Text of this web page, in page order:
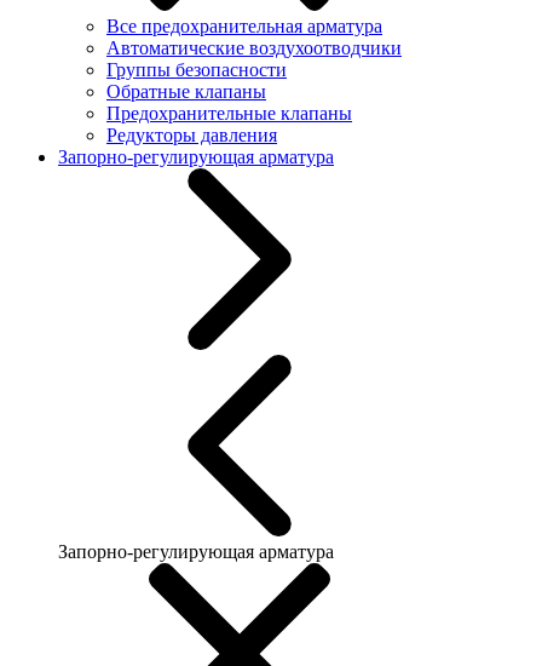
Все предохранительная арматура
Автоматические воздухоотводчики
Группы безопасности
Обратные клапаны
Предохранительные клапаны
Редукторы давления
Запорно-регулирующая арматура
Запорно-регулирующая арматура